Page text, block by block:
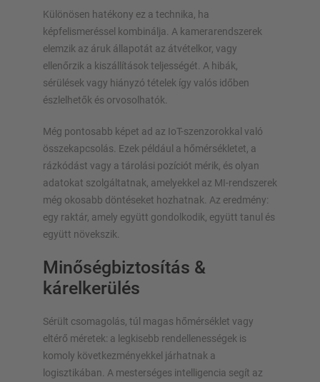
Különösen hatékony ez a technika, ha
képfelismeréssel kombinálja. A kamerarendszerek
elemzik az áruk állapotát az átvételkor, vagy
ellenőrzik a kiszállítások teljességét. A hibák,
sérülések vagy hiányzó tételek így valós időben
észlelhetők és orvosolhatók.
Még pontosabb képet ad az IoT-szenzorokkal való
összekapcsolás. Ezek például a hőmérsékletet, a
rázkódást vagy a tárolási pozíciót mérik, és olyan
adatokat szolgáltatnak, amelyekkel az MI-rendszerek
még okosabb döntéseket hozhatnak. Az eredmény:
egy raktár, amely együtt gondolkodik, együtt tanul és
együtt növekszik.
Minőségbiztosítás &
kárelkerülés
Sérült csomagolás, túl magas hőmérséklet vagy
eltérő méretek: a legkisebb rendellenességek is
komoly következményekkel járhatnak a
logisztikában. A mesterséges intelligencia segít az